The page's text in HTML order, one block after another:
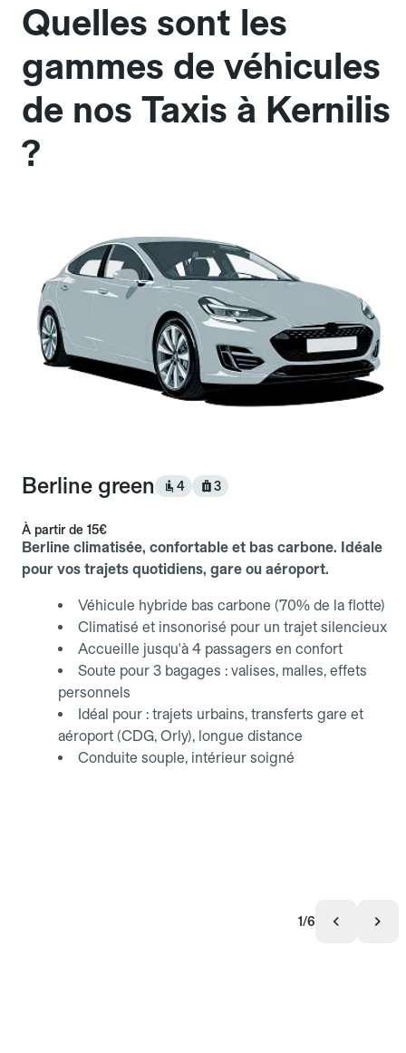
Quelles sont les
gammes de véhicules
de nos Taxis à Kernilis
?
Berline green 4 3
À partir de 15€
Berline climatisée, confortable et bas carbone. Idéale
pour vos trajets quotidiens, gare ou aéroport.
Véhicule hybride bas carbone (70% de la flotte)
Climatisé et insonorisé pour un trajet silencieux
Accueille jusqu'à 4 passagers en confort
Soute pour 3 bagages : valises, malles, effets
personnels
Idéal pour : trajets urbains, transferts gare et
aéroport (CDG, Orly), longue distance
Conduite souple, intérieur soigné
1/6